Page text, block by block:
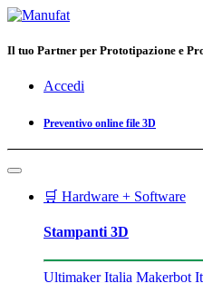
Il tuo Partner per Prototipazione e
Accedi
Preventivo online file 3D
🛒 Hardware + Software
Stampanti 3D
Ultimaker Italia Makerbot